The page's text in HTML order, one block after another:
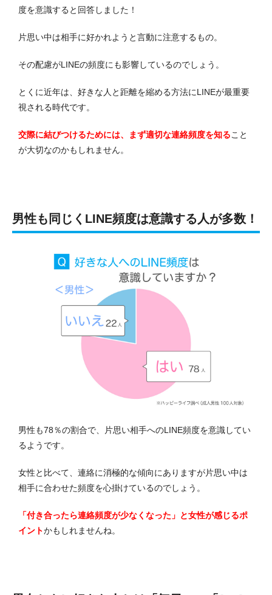
度を意識すると回答しました！
片思い中は相手に好かれようと言動に注意するもの。
その配慮がLINEの頻度にも影響しているのでしょう。
とくに近年は、好きな人と距離を縮める方法にLINEが最重要
視される時代です。
交際に結びつけるためには、まず適切な連絡頻度を知ること
が大切なのかもしれません。
男性も同じくLINE頻度は意識する人が多数！
男性も78％の割合で、片思い相手へのLINE頻度を意識してい
るようです。
女性と比べて、連絡に消極的な傾向にありますが片思い中は
相手に合わせた頻度を心掛けているのでしょう。
「付き合ったら連絡頻度が少なくなった」と女性が感じるポ
イントかもしれませんね。